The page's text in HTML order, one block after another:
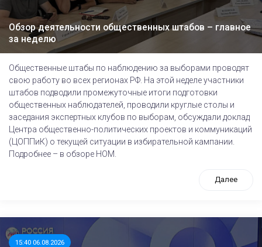
Обзор деятельности общественных штабов – главное
за неделю
Общественные штабы по наблюдению за выборами проводят
свою работу во всех регионах РФ. На этой неделе участники
штабов подводили промежуточные итоги подготовки
общественных наблюдателей, проводили круглые столы и
заседания экспертных клубов по выборам, обсуждали доклад
Центра общественно-политических проектов и коммуникаций
(ЦОППиК) о текущей ситуации в избирательной кампании.
Подробнее – в обзоре НОМ.
Далее
15:40 06.08.2026